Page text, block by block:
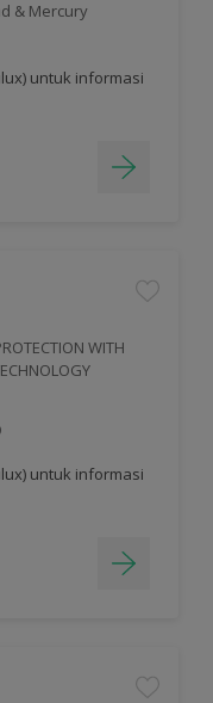
& Mercury
untuk informasi
WITH
untuk informasi